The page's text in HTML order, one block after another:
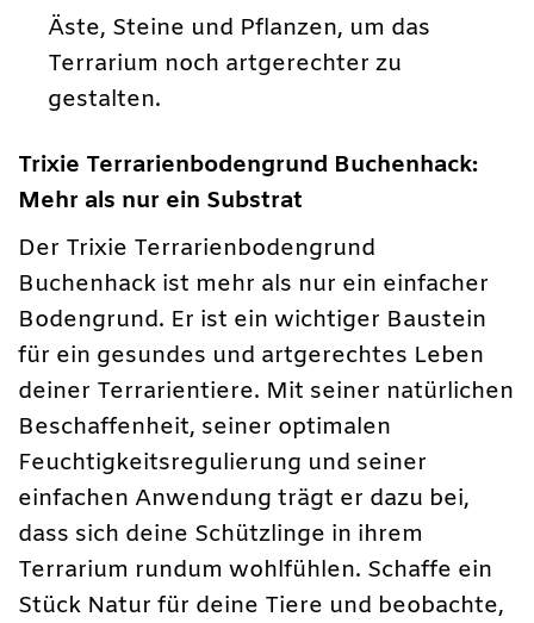
Äste, Steine und Pflanzen, um das
Terrarium noch artgerechter zu
gestalten.
Trixie Terrarienbodengrund Buchenhack:
Mehr als nur ein Substrat
Der Trixie Terrarienbodengrund
Buchenhack ist mehr als nur ein einfacher
Bodengrund. Er ist ein wichtiger Baustein
für ein gesundes und artgerechtes Leben
deiner Terrarientiere. Mit seiner natürlichen
Beschaffenheit, seiner optimalen
Feuchtigkeitsregulierung und seiner
einfachen Anwendung trägt er dazu bei,
dass sich deine Schützlinge in ihrem
Terrarium rundum wohlfühlen. Schaffe ein
Stück Natur für deine Tiere und beobachte,